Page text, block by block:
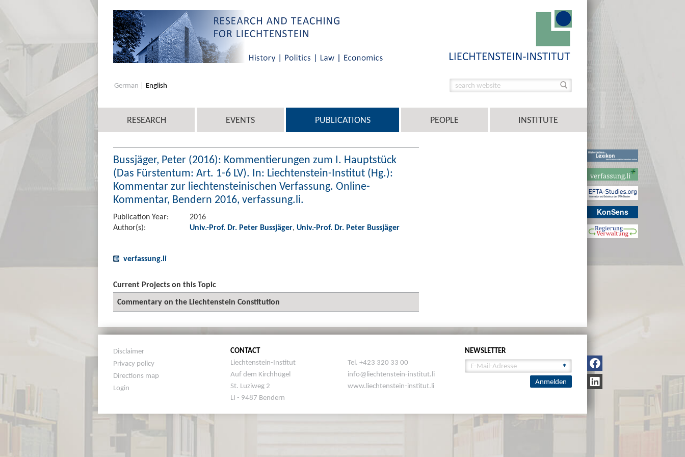
KonSens
German English
RESEARCH EVENTS PUBLICATIONS PEOPLE INSTITUTE
Bussjäger, Peter (2016): Kommentierungen zum I. Hauptstück
(Das Fürstentum: Art. 1-6 LV). In: Liechtenstein-Institut (Hg.):
Kommentar zur liechtensteinischen Verfassung. Online-
Kommentar, Bendern 2016, verfassung.li.
Publication Year:
2016
Author(s):
Univ.-Prof. Dr. Peter Bussjäger, Univ.-Prof. Dr. Peter Bussjäger
verfassung.li
Current Projects on this Topic
Commentary on the Liechtenstein Constitution
Disclaimer
Privacy policy
Directions map
Login
CONTACT
Liechtenstein-Institut
Auf dem Kirchhügel
St. Luziweg 2
LI - 9487 Bendern
Tel. +423 320 33 00
info@liechtenstein-institut.li
www.liechtenstein-institut.li
NEWSLETTER